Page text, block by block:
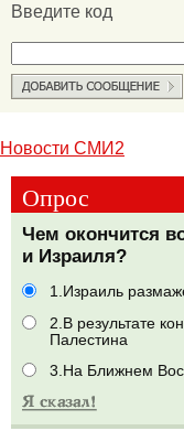
Введите код
Новости СМИ2
Опрос
Чем окончится
и Израиля?
1.Израиль
2.В результате
Палестина
3.На Ближнем